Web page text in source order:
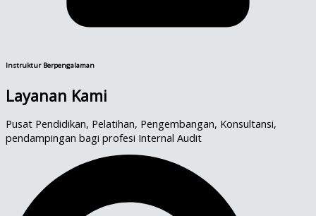
Instruktur Berpengalaman
Layanan Kami
Pusat Pendidikan, Pelatihan, Pengembangan, Konsultansi,
pendampingan bagi profesi Internal Audit